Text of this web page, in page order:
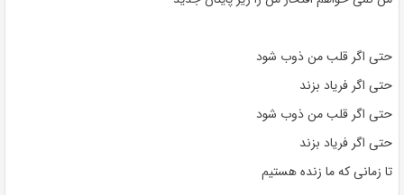
حتی اگر قلب من ذوب شود
حتی اگر فریاد بزند
حتی اگر قلب من ذوب شود
حتی اگر فریاد بزند
تا زمانی که ما زنده هستیم